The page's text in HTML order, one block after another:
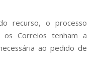
recurso, o processo
Correios tenham a
ao pedido de